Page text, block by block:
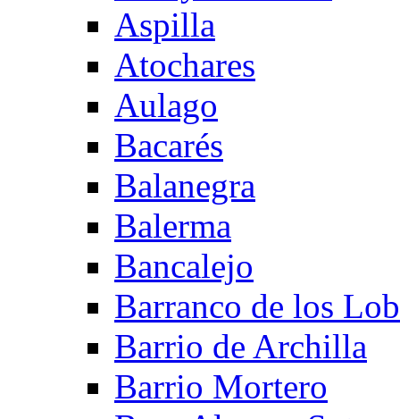
Aspilla
Atochares
Aulago
Bacarés
Balanegra
Balerma
Bancalejo
Barranco de los
Barrio de Archilla
Barrio Mortero